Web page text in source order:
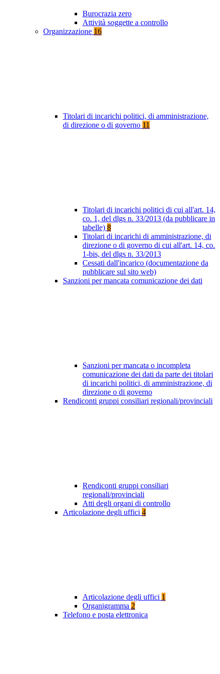
Burocrazia zero
Attività soggette a controllo
Organizzazione 16
Titolari di incarichi politici, di amministrazione,
di direzione o di governo 11
Titolari di incarichi politici di cui all'art. 14,
co. 1, del dlgs n. 33/2013 (da pubblicare in
tabelle) 8
Titolari di incarichi di amministrazione, di
direzione o di governo di cui all'art. 14, co.
1-bis, del dlgs n. 33/2013
Cessati dall'incarico (documentazione da
pubblicare sul sito web)
Sanzioni per mancata comunicazione dei dati
Sanzioni per mancata o incompleta
comunicazione dei dati da parte dei titolari
di incarichi politici, di amministrazione, di
direzione o di governo
Rendiconti gruppi consiliari regionali/provinciali
Rendiconti gruppi consiliari
regionali/provinciali
Atti degli organi di controllo
Articolazione degli uffici 4
Articolazione degli uffici 1
Organigramma 2
Telefono e posta elettronica